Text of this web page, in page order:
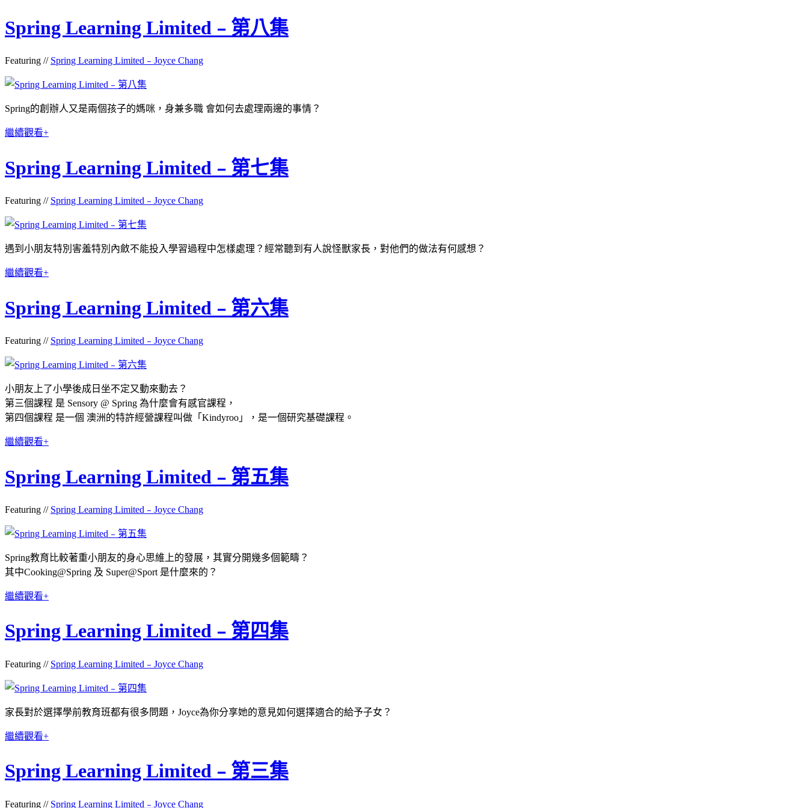
Spring Learning Limited﹣第八集
Featuring // Spring Learning Limited﹣Joyce Chang
Spring的創辦人又是兩個孩子的媽咪，身兼多職 會如何去處理兩邊的事情？
繼續觀看+
Spring Learning Limited﹣第七集
Featuring // Spring Learning Limited﹣Joyce Chang
遇到小朋友特別害羞特別內斂不能投入學習過程中怎樣處理？經常聽到有人說怪獸家長，對他們的做法有何感想？
繼續觀看+
Spring Learning Limited﹣第六集
Featuring // Spring Learning Limited﹣Joyce Chang
小朋友上了小學後成日坐不定又動來動去？
第三個課程 是 Sensory @ Spring 為什麼會有感官課程，
第四個課程 是一個 澳洲的特許經營課程叫做「Kindyroo」，是一個研究基礎課程。
繼續觀看+
Spring Learning Limited﹣第五集
Featuring // Spring Learning Limited﹣Joyce Chang
Spring教育比較著重小朋友的身心思維上的發展，其實分開幾多個範疇？
其中Cooking@Spring 及 Super@Sport 是什麼來的？
繼續觀看+
Spring Learning Limited﹣第四集
Featuring // Spring Learning Limited﹣Joyce Chang
家長對於選擇學前教育班都有很多問題，Joyce為你分享她的意見如何選擇適合的給予子女？
繼續觀看+
Spring Learning Limited﹣第三集
Featuring // Spring Learning Limited﹣Joyce Chang